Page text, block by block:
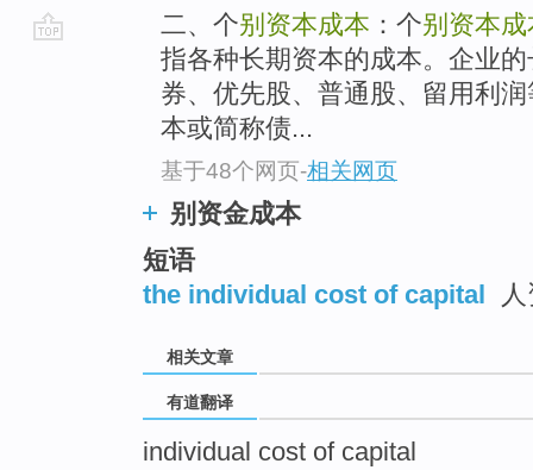
二、个别资本成本 ：个别资本成
指各种长期资本的成本。企业
券、优先股、普通股、留用利
本或简称债...
基于48个网页-相关网页
别资金成本
短语
the individual cost of capital
相关文章
有道翻译
individual cost of capital